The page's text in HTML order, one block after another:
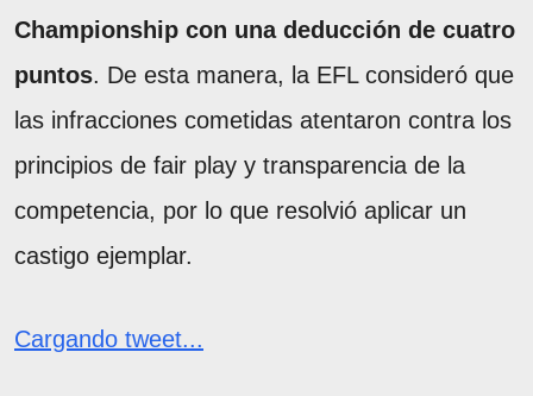
Championship con una deducción de cuatro
puntos. De esta manera, la EFL consideró que
las infracciones cometidas atentaron contra los
principios de fair play y transparencia de la
competencia, por lo que resolvió aplicar un
castigo ejemplar.
Cargando tweet...